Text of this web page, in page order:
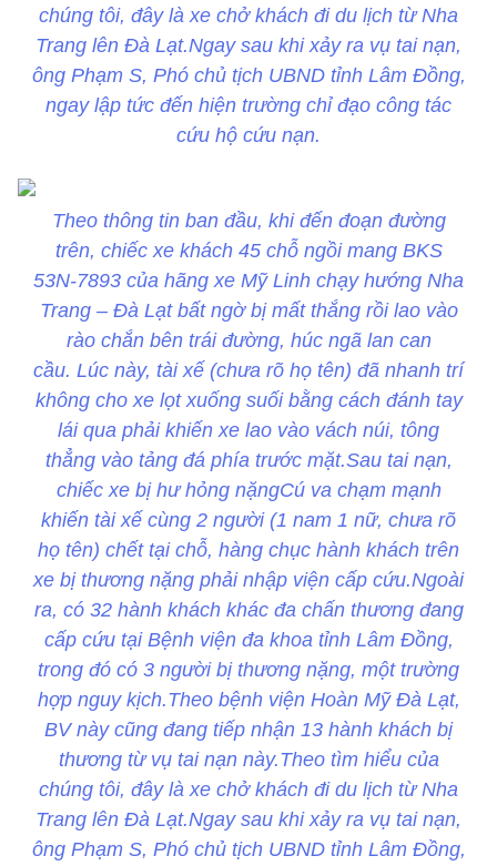
chúng tôi, đây là xe chở khách đi du lịch từ Nha
Trang lên Đà Lạt.Ngay sau khi xảy ra vụ tai nạn,
ông Phạm S, Phó chủ tịch UBND tỉnh Lâm Đồng,
ngay lập tức đến hiện trường chỉ đạo công tác
cứu hộ cứu nạn.
Theo thông tin ban đầu, khi đến đoạn đường
trên, chiếc xe khách 45 chỗ ngồi mang BKS
53N-7893 của hãng xe Mỹ Linh chạy hướng Nha
Trang – Đà Lạt bất ngờ bị mất thắng rồi lao vào
rào chắn bên trái đường, húc ngã lan can
cầu. Lúc này, tài xế (chưa rõ họ tên) đã nhanh trí
không cho xe lọt xuống suối bằng cách đánh tay
lái qua phải khiến xe lao vào vách núi, tông
thẳng vào tảng đá phía trước mặt.Sau tai nạn,
chiếc xe bị hư hỏng nặngCú va chạm mạnh
khiến tài xế cùng 2 người (1 nam 1 nữ, chưa rõ
họ tên) chết tại chỗ, hàng chục hành khách trên
xe bị thương nặng phải nhập viện cấp cứu.Ngoài
ra, có 32 hành khách khác đa chấn thương đang
cấp cứu tại Bệnh viện đa khoa tỉnh Lâm Đồng,
trong đó có 3 người bị thương nặng, một trường
hợp nguy kịch.Theo bệnh viện Hoàn Mỹ Đà Lạt,
BV này cũng đang tiếp nhận 13 hành khách bị
thương từ vụ tai nạn này.Theo tìm hiểu của
chúng tôi, đây là xe chở khách đi du lịch từ Nha
Trang lên Đà Lạt.Ngay sau khi xảy ra vụ tai nạn,
ông Phạm S, Phó chủ tịch UBND tỉnh Lâm Đồng,